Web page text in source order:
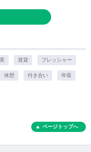
賃貸 プレッシャー
休憩 付き合い 年収
ページトップへ